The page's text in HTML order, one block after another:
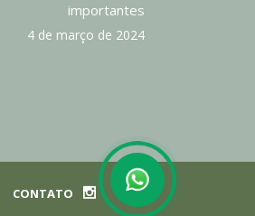
importantes
4 de março de 2024
CONTATO